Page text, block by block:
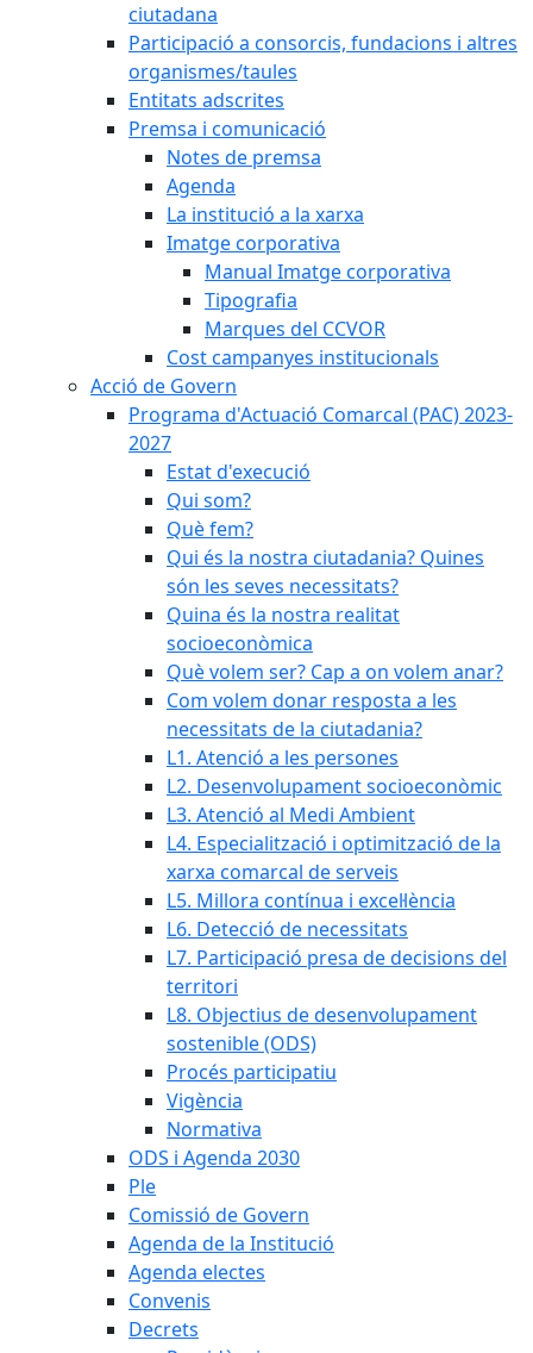
ciutadana
Participació a consorcis, fundacions i altres
organismes/taules
Entitats adscrites
Premsa i comunicació
Notes de premsa
Agenda
La institució a la xarxa
Imatge corporativa
Manual Imatge corporativa
Tipografia
Marques del CCVOR
Cost campanyes institucionals
Acció de Govern
Programa d'Actuació Comarcal (PAC) 2023-
2027
Estat d'execució
Qui som?
Què fem?
Qui és la nostra ciutadania? Quines
són les seves necessitats?
Quina és la nostra realitat
socioeconòmica
Què volem ser? Cap a on volem anar?
Com volem donar resposta a les
necessitats de la ciutadania?
L1. Atenció a les persones
L2. Desenvolupament socioeconòmic
L3. Atenció al Medi Ambient
L4. Especialització i optimització de la
xarxa comarcal de serveis
L5. Millora contínua i excel·lència
L6. Detecció de necessitats
L7. Participació presa de decisions del
territori
L8. Objectius de desenvolupament
sostenible (ODS)
Procés participatiu
Vigència
Normativa
ODS i Agenda 2030
Ple
Comissió de Govern
Agenda de la Institució
Agenda electes
Convenis
Decrets